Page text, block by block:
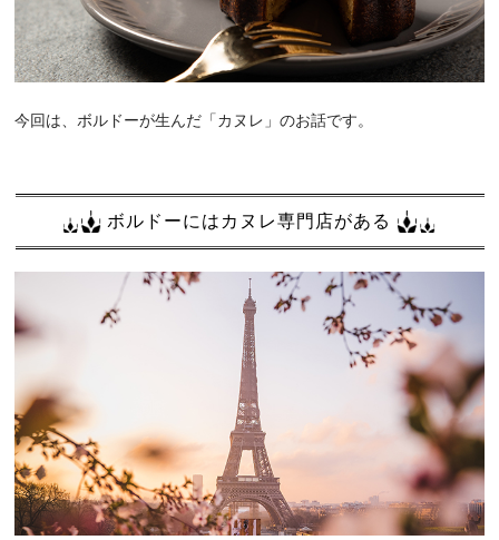
今回は、ボルドーが生んだ「カヌレ」のお話です。
ボルドーにはカヌレ専門店がある